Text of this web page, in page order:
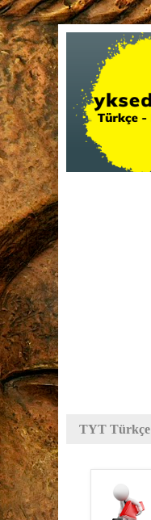
TYT Türkçe